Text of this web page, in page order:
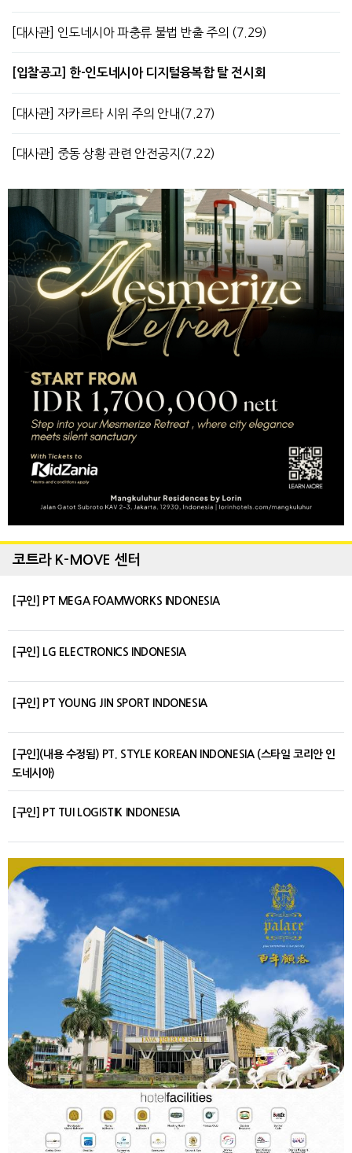
[대사관] 인도네시아 파충류 불법 반출 주의 (7.29)
[입찰공고] 한-인도네시아 디지털융복합 탈 전시회
[대사관] 자카르타 시위 주의 안내(7.27)
[대사관] 중동 상황 관련 안전공지(7.22)
코트라 K-MOVE 센터
[구인] PT MEGA FOAMWORKS INDONESIA
[구인] LG ELECTRONICS INDONESIA
[구인] PT YOUNG JIN SPORT INDONESIA
[구인](내용 수정됨) PT. STYLE KOREAN INDONESIA (스타일 코리안 인
도네시아)
[구인] PT TUI LOGISTIK INDONESIA